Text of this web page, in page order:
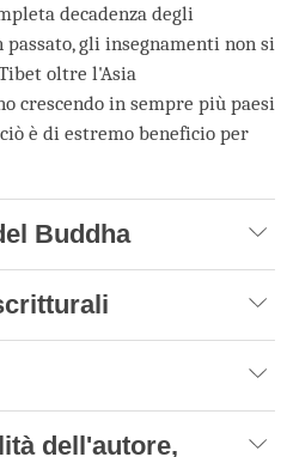
decadenza degli
gli insegnamenti non si
oltre l'Asia
crescendo in sempre più paesi
è di estremo beneficio per
Buddha
dell'autore,